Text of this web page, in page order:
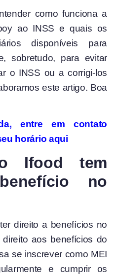
como funciona a
ao INSS e quais os
disponíveis para
sobretudo, para evitar
o INSS ou a corrigi-los
este artigo. Boa
entre em contato
horário aqui
Ifood tem
no
direito a benefícios no
aos benefícios do
se inscrever como MEI
e cumprir os